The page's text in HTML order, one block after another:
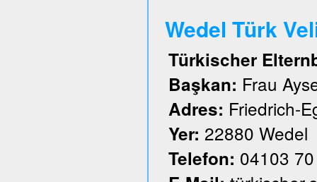
Wedel Türk
Türkischer
Başkan: Frau
Adres: Friedrich-
Yer: 22880 Wedel
Telefon: 04103